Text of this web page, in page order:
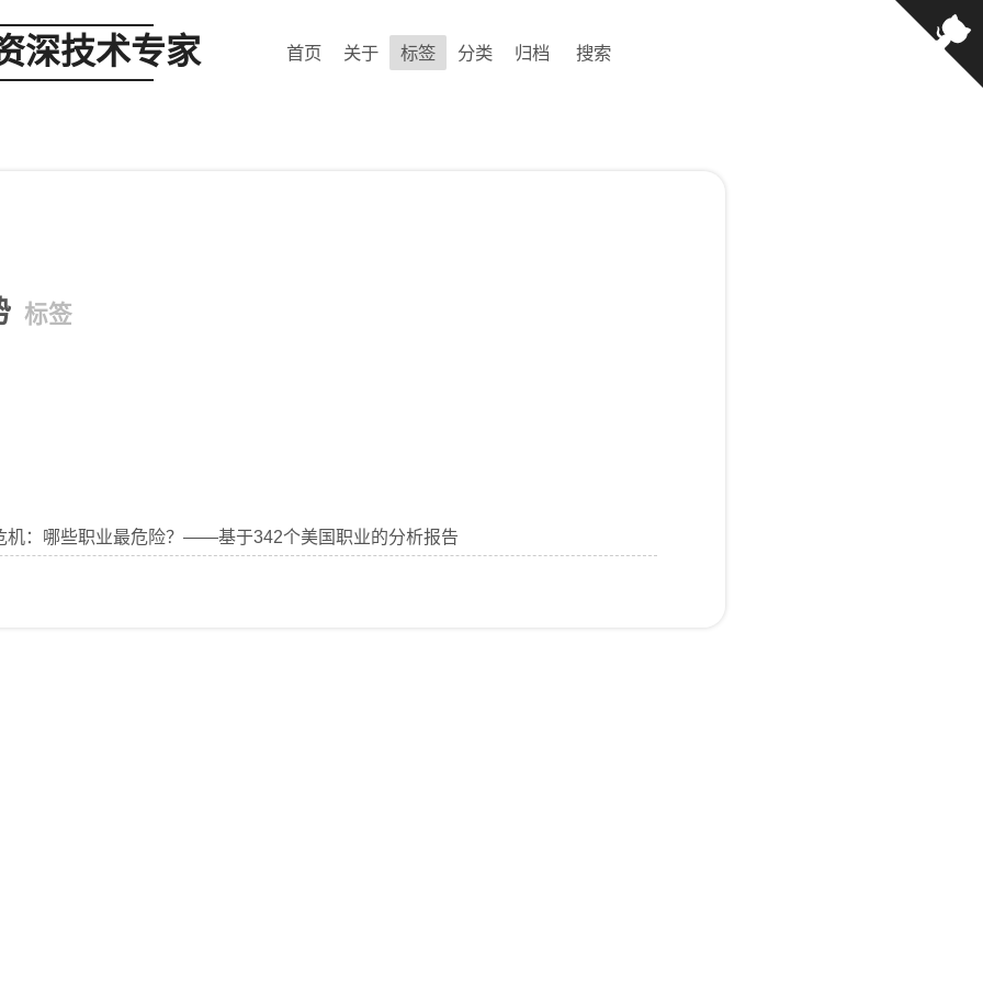
深技术专家 首页 关于 标签 分类 归档 搜索
标签
机：哪些职业最危险？——基于342个美国职业的分析报告